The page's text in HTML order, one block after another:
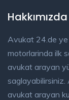
Hakkımızda
Avukat 24.de
motorlarinda ilk
avukat arayan
avukat arayan